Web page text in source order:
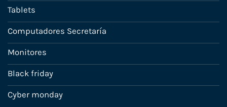
Tablets
Computadores Secretaría
Monitores
Black friday
Cyber monday